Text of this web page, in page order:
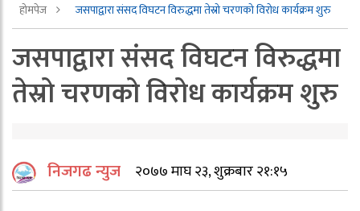
होमपेज जसपाद्वारा संसद विघटन विरुद्धमा तेस्रो चरणको विरोध कार्यक्रम शुरु
जसपाद्वारा संसद विघटन विरुद्धमा
तेस्रो चरणको विरोध कार्यक्रम शुरु
निजगढ न्युज २०७७ माघ २३, शुक्रबार २१:१५